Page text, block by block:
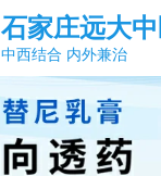
石家庄远大
中西结合 内外兼治